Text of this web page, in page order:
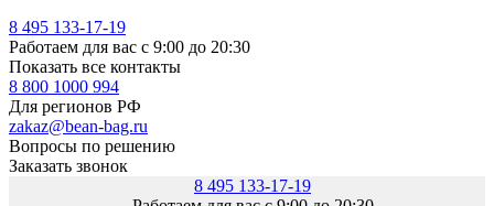
8 495 133-17-19
Работаем для вас с 9:00 до 20:30
Показать все контакты
8 800 1000 994
Для регионов РФ
zakaz@bean-bag.ru
Вопросы по решению
Заказать звонок
8 495 133-17-19